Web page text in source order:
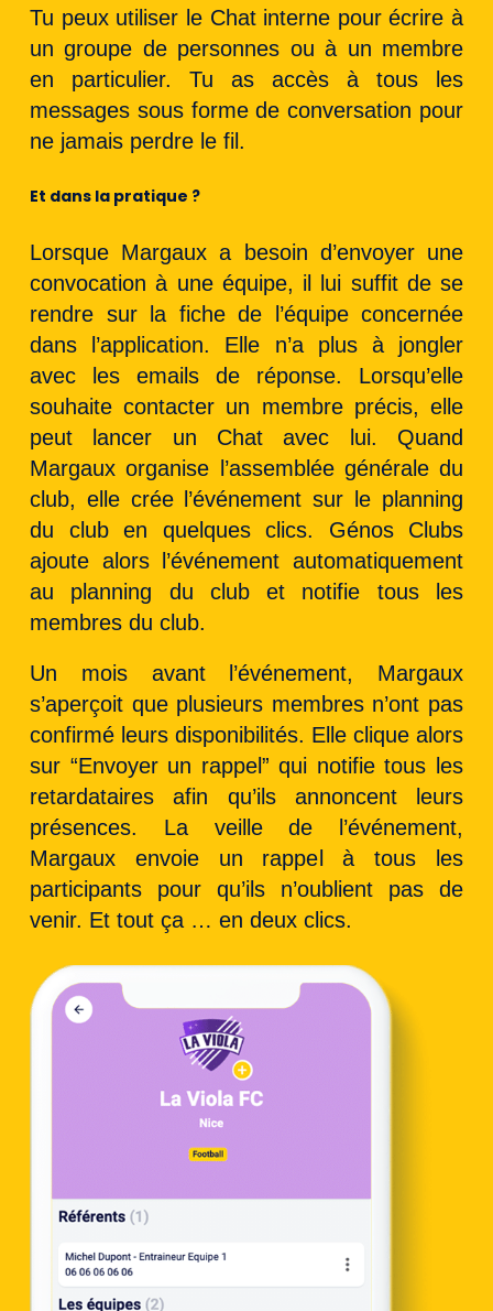
Tu peux utiliser le Chat interne pour écrire à
un groupe de personnes ou à un membre
en particulier. Tu as accès à tous les
messages sous forme de conversation pour
ne jamais perdre le fil.
Et dans la pratique ?
Lorsque Margaux a besoin d’envoyer une
convocation à une équipe, il lui suffit de se
rendre sur la fiche de l’équipe concernée
dans l’application. Elle n’a plus à jongler
avec les emails de réponse. Lorsqu’elle
souhaite contacter un membre précis, elle
peut lancer un Chat avec lui. Quand
Margaux organise l’assemblée générale du
club, elle crée l’événement sur le planning
du club en quelques clics. Génos Clubs
ajoute alors l’événement automatiquement
au planning du club et notifie tous les
membres du club.
Un mois avant l’événement, Margaux
s’aperçoit que plusieurs membres n’ont pas
confirmé leurs disponibilités. Elle clique alors
sur “Envoyer un rappel” qui notifie tous les
retardataires afin qu’ils annoncent leurs
présences. La veille de l’événement,
Margaux envoie un rappel à tous les
participants pour qu’ils n’oublient pas de
venir. Et tout ça … en deux clics.